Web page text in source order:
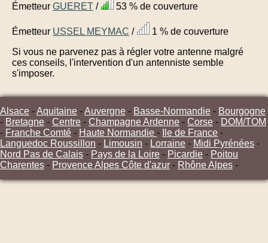
Émetteur GUERET / 53 % de couverture
Émetteur USSEL MEYMAC /
1 % de couverture
Si vous ne parvenez pas à régler votre antenne malgré
ces conseils, l'intervention d'un antenniste semble
s'imposer.
Alsace -Aquitaine -Auvergne - Basse-Normandie - Bourgogne
- Bretagne - Centre - Champagne Ardenne - Corse - DOM/TOM
- Franche Comté - Haute Normandie - Ile de France -
Languedoc Roussillon - Limousin - Lorraine - Midi Pyrénées -
Nord Pas de Calais - Pays de la Loire - Picardie - Poitou
Charentes - Provence Alpes Côte d'azur - Rhône Alpes -